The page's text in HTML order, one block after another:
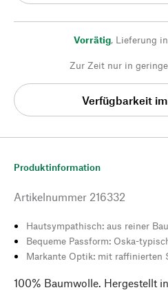
Vorrätig, Lieferung
Zur Zeit nur in
Verfügbarkeit
Produktinformation
Artikelnummer 216332
Hautsympathisch: aus reiner
Bequeme Passform: Oska-
Markante Optik: mit raffinierten
100% Baumwolle. Hergestellt